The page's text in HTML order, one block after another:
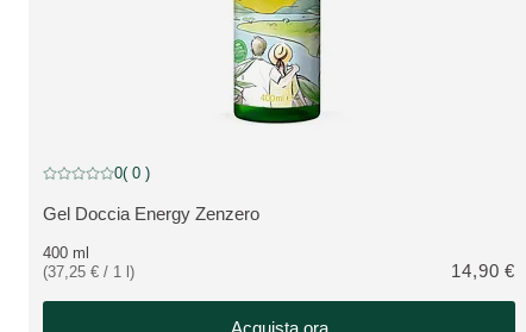
VEDI PRODOTTO:
Gel Doccia Energy Zenzero
Valutazione attuale: 0 su 5 stelle recensito da 0 consumatori
0( 0 )
400 ml
(37,25 € / 1 l)
14,90 €
Acquista ora